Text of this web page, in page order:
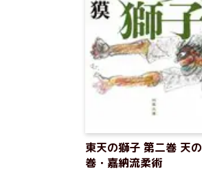
東天の獅子 第二巻 天の
巻・嘉納流柔術